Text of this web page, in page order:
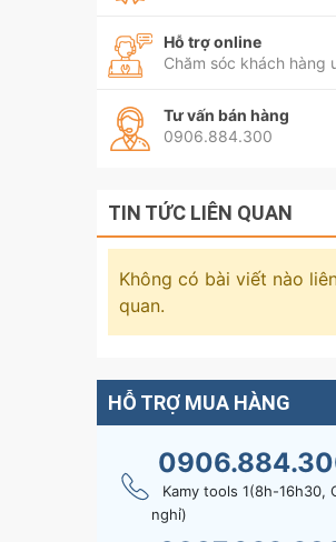
Hỗ trợ online
Chăm sóc khách hàng
Tư vấn bán hàng
0906.884.300
TIN TỨC LIÊN QUAN
Không có bài viết nào
quan.
HỖ TRỢ MUA HÀNG
Kamy tools 1(8h-16h30,
nghỉ)